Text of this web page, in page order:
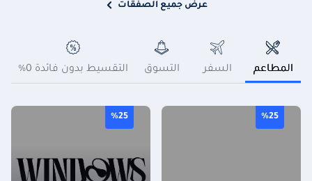
عرض جميع الصفقات
المطاعم السفر التسوق التقسيط بدون فائدة 0%
%25
%25